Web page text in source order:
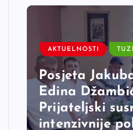
AKTUELNOSTI
Posjeta
Edina
Prijateljski
intenzivnije